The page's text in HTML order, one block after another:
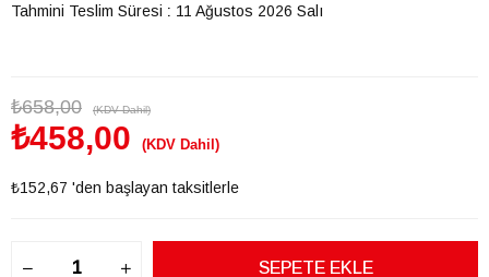
Tahmini Teslim Süresi : 11 Ağustos 2026 Salı
₺658,00 (KDV Dahil)
₺458,00 (KDV Dahil)
₺152,67 'den başlayan taksitlerle